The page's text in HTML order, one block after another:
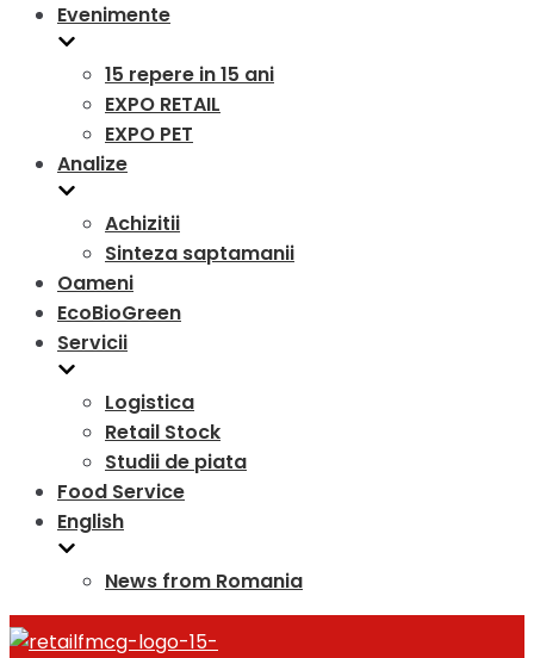
Evenimente
15 repere in 15 ani
EXPO RETAIL
EXPO PET
Analize
Achizitii
Sinteza saptamanii
Oameni
EcoBioGreen
Servicii
Logistica
Retail Stock
Studii de piata
Food Service
English
News from Romania